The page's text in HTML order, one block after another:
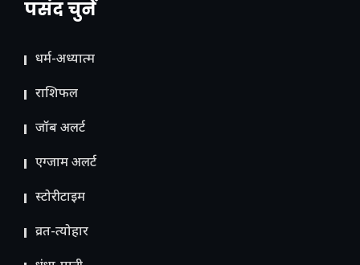
पसंद चुनें
धर्म-अध्यात्म
राशिफल
जॉब अलर्ट
एग्जाम अलर्ट
स्टोरीटाइम
व्रत-त्योहार